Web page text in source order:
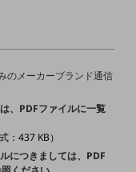
のメーカーブランド通信
、PDFファイルに一覧
：437 KB）
につきましては、PDF